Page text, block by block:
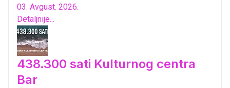
03. Avgust. 2026.
Detaljnije...
438.300 sati Kulturnog centra
Bar